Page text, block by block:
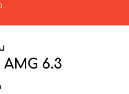
6.3